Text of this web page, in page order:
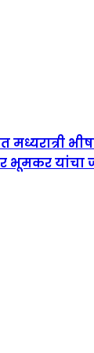
मध्यरात्री
भूमकर यांचा